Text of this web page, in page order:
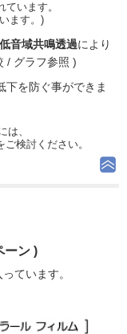
います。
ます。)
低音域共鳴透過により
/ グラフ参照 )
を防ぐ事ができま
は、
ご検討ください。
ーン )
ています。